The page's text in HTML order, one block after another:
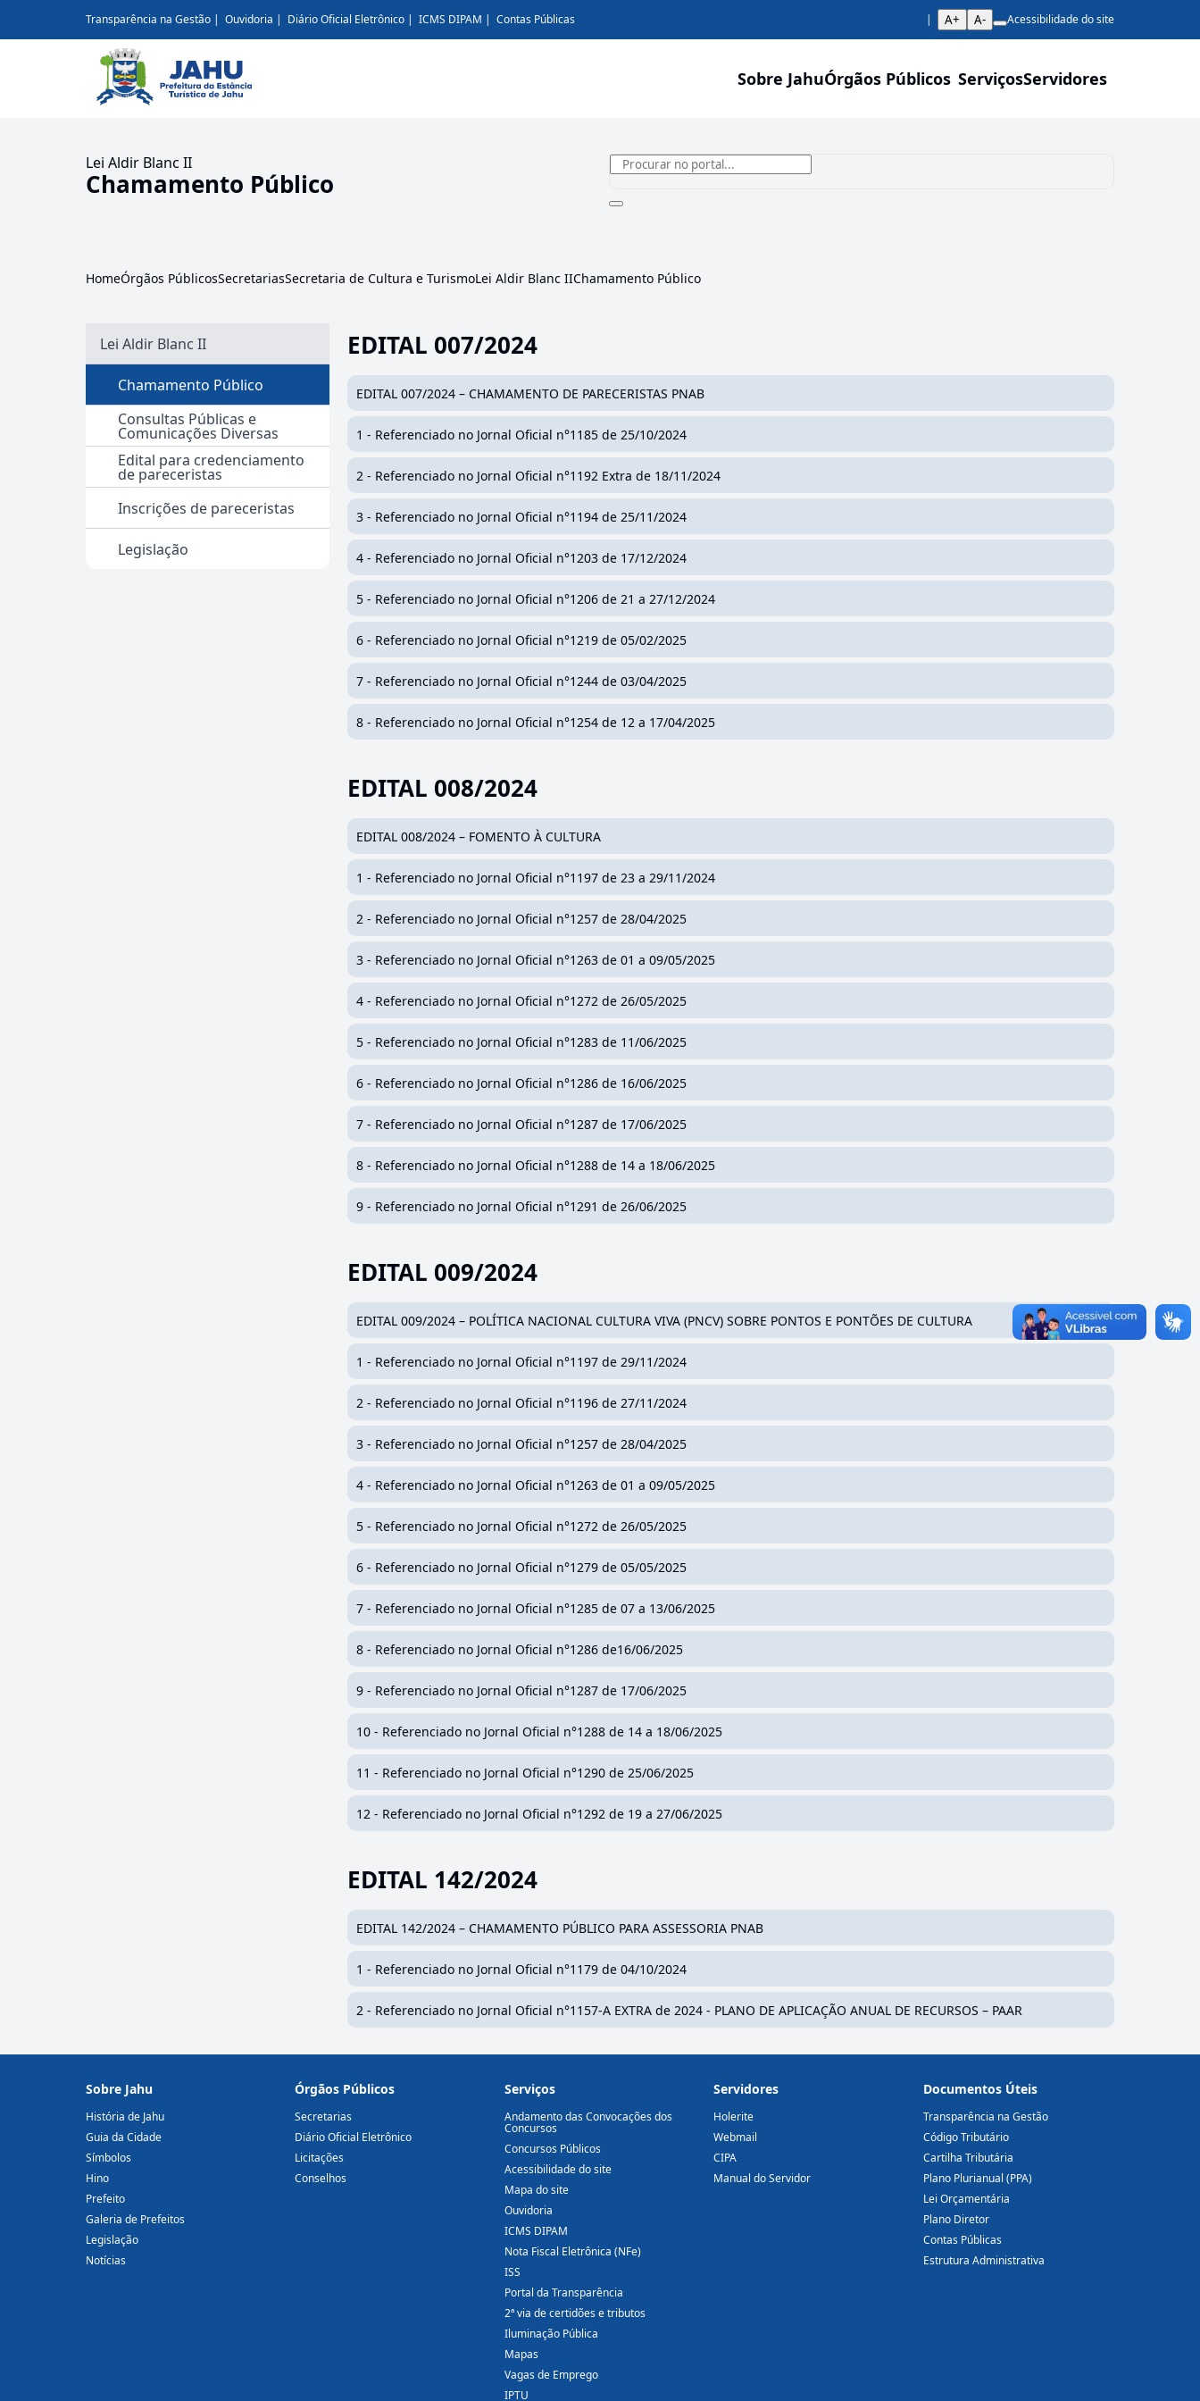
Transparência na Gestão Ouvidoria Diário Oficial Eletrônico ICMS DIPAM Contas Públicas A+ A- Acessibilidade do site
Sobre JahuÓrgãos Públicos ServiçosServidores
Lei Aldir Blanc II
Chamamento Público
HomeÓrgãos PúblicosSecretariasSecretaria de Cultura e TurismoLei Aldir Blanc IIChamamento Público
Lei Aldir Blanc II
Chamamento Público
Consultas Públicas e
Comunicações Diversas
Edital para credenciamento
de pareceristas
Inscrições de pareceristas
Legislação
EDITAL 007/2024
EDITAL 007/2024 – CHAMAMENTO DE PARECERISTAS PNAB
1 - Referenciado no Jornal Oficial n°1185 de 25/10/2024
2 - Referenciado no Jornal Oficial n°1192 Extra de 18/11/2024
3 - Referenciado no Jornal Oficial n°1194 de 25/11/2024
4 - Referenciado no Jornal Oficial n°1203 de 17/12/2024
5 - Referenciado no Jornal Oficial n°1206 de 21 a 27/12/2024
6 - Referenciado no Jornal Oficial n°1219 de 05/02/2025
7 - Referenciado no Jornal Oficial n°1244 de 03/04/2025
8 - Referenciado no Jornal Oficial n°1254 de 12 a 17/04/2025
EDITAL 008/2024
EDITAL 008/2024 – FOMENTO À CULTURA
1 - Referenciado no Jornal Oficial n°1197 de 23 a 29/11/2024
2 - Referenciado no Jornal Oficial n°1257 de 28/04/2025
3 - Referenciado no Jornal Oficial n°1263 de 01 a 09/05/2025
4 - Referenciado no Jornal Oficial n°1272 de 26/05/2025
5 - Referenciado no Jornal Oficial n°1283 de 11/06/2025
6 - Referenciado no Jornal Oficial n°1286 de 16/06/2025
7 - Referenciado no Jornal Oficial n°1287 de 17/06/2025
8 - Referenciado no Jornal Oficial n°1288 de 14 a 18/06/2025
9 - Referenciado no Jornal Oficial n°1291 de 26/06/2025
EDITAL 009/2024
EDITAL 009/2024 – POLÍTICA NACIONAL CULTURA VIVA (PNCV) SOBRE PONTOS E PONTÕES DE CULTURA
1 - Referenciado no Jornal Oficial n°1197 de 29/11/2024
2 - Referenciado no Jornal Oficial n°1196 de 27/11/2024
3 - Referenciado no Jornal Oficial n°1257 de 28/04/2025
4 - Referenciado no Jornal Oficial n°1263 de 01 a 09/05/2025
5 - Referenciado no Jornal Oficial n°1272 de 26/05/2025
6 - Referenciado no Jornal Oficial n°1279 de 05/05/2025
7 - Referenciado no Jornal Oficial n°1285 de 07 a 13/06/2025
8 - Referenciado no Jornal Oficial n°1286 de16/06/2025
9 - Referenciado no Jornal Oficial n°1287 de 17/06/2025
10 - Referenciado no Jornal Oficial n°1288 de 14 a 18/06/2025
11 - Referenciado no Jornal Oficial n°1290 de 25/06/2025
12 - Referenciado no Jornal Oficial n°1292 de 19 a 27/06/2025
EDITAL 142/2024
EDITAL 142/2024 – CHAMAMENTO PÚBLICO PARA ASSESSORIA PNAB
1 - Referenciado no Jornal Oficial n°1179 de 04/10/2024
2 - Referenciado no Jornal Oficial n°1157-A EXTRA de 2024 - PLANO DE APLICAÇÃO ANUAL DE RECURSOS – PAAR
Sobre Jahu
História de Jahu
Guia da Cidade
Símbolos
Hino
Prefeito
Galeria de Prefeitos
Legislação
Notícias
Órgãos Públicos
Secretarias
Diário Oficial Eletrônico
Licitações
Conselhos
Serviços
Andamento das Convocações dos
Concursos
Concursos Públicos
Acessibilidade do site
Mapa do site
Ouvidoria
ICMS DIPAM
Nota Fiscal Eletrônica (NFe)
ISS
Portal da Transparência
2ª via de certidões e tributos
Iluminação Pública
Mapas
Vagas de Emprego
IPTU
Servidores
Holerite
Webmail
CIPA
Manual do Servidor
Documentos Úteis
Transparência na Gestão
Código Tributário
Cartilha Tributária
Plano Plurianual (PPA)
Lei Orçamentária
Plano Diretor
Contas Públicas
Estrutura Administrativa